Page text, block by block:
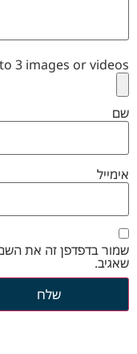
3 images or videos
שם
אימייל
שמור בדפדפן זה את
שאגיב.